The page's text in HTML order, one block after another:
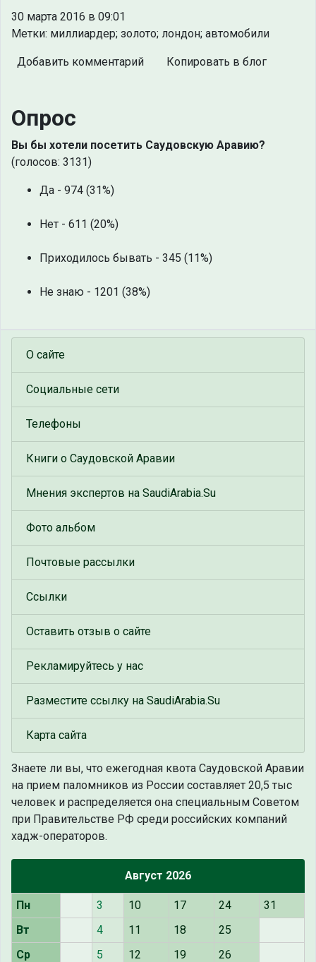
30 марта 2016 в 09:01
Метки: миллиардер; золото; лондон; автомобили
Добавить комментарий Копировать в блог
Опрос
Вы бы хотели посетить Саудовскую Аравию?
(голосов: 3131)
Да - 974 (31%)
Нет - 611 (20%)
Приходилось бывать - 345 (11%)
Не знаю - 1201 (38%)
О сайте
Социальные сети
Телефоны
Книги о Саудовской Аравии
Мнения экспертов на SaudiArabia.Su
Фото альбом
Почтовые рассылки
Ссылки
Оставить отзыв о сайте
Рекламируйтесь у нас
Разместите ссылку на SaudiArabia.Su
Карта сайта
Знаете ли вы, что ежегодная квота Саудовской Аравии
на прием паломников из России составляет 20,5 тыс
человек и распределяется она специальным Советом
при Правительстве РФ среди российских компаний
хадж-операторов.
Август 2026
Пн 3 10 17 24
31
Вт
4 11 18
25
Ср
5 12 19 26